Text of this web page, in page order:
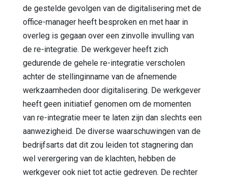
de gestelde gevolgen van de digitalisering met de
office-manager heeft besproken en met haar in
overleg is gegaan over een zinvolle invulling van
de re-integratie. De werkgever heeft zich
gedurende de gehele re-integratie verscholen
achter de stellinginname van de afnemende
werkzaamheden door digitalisering. De werkgever
heeft geen initiatief genomen om de momenten
van re-integratie meer te laten zijn dan slechts een
aanwezigheid. De diverse waarschuwingen van de
bedrijfsarts dat dit zou leiden tot stagnering dan
wel verergering van de klachten, hebben de
werkgever ook niet tot actie gedreven. De rechter